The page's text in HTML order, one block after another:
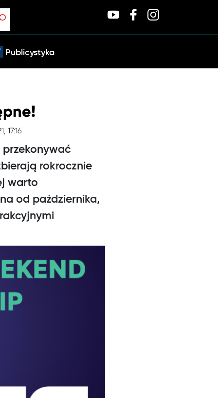
Publicystyka
17:16
przekonywać
rokrocznie
warto
od października,